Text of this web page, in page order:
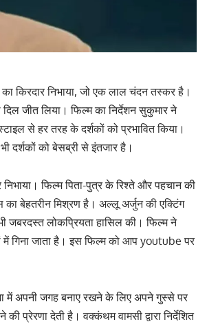
किरदार निभाया, जो एक लाल चंदन तस्कर है।
जीत लिया। फिल्म का निर्देशन सुकुमार ने
से हर तरह के दर्शकों को प्रभावित किया।
दर्शकों को बेसब्री से इंतजार है।
फिल्म पिता-पुत्र के रिश्ते और पहचान की
का बेहतरीन मिश्रण है। अल्लू अर्जुन की एक्टिंग
जबरदस्त लोकप्रियता हासिल की। फिल्म ने
गिना जाता है। इस फिल्म को आप youtube पर
में अपनी जगह बनाए रखने के लिए अपने गुस्से पर
प्रेरणा देती है। वक्कंथम वामसी द्वारा निर्देशित